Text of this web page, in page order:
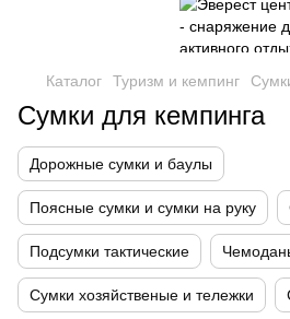
Каталог Туризм и кемпинг
Сумки для кемпинга
Дорожные сумки и баулы
Поясные сумки и сумки на руку
Подсумки тактические
Сумки хозяйственые и тележки